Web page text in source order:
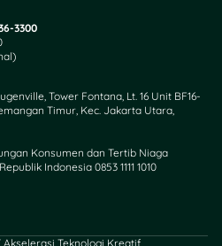
3300
Tower Fontana, Lt. 16 Unit BF16-
Timur, Kec. Jakarta Utara,
Konsumen dan Tertib Niaga
Indonesia 0853 1111 1010
Teknologi Kreatif